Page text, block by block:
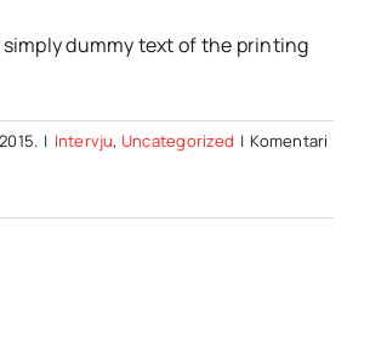
simply dummy text of the printing
| Intervju, Uncategorized | Komentari